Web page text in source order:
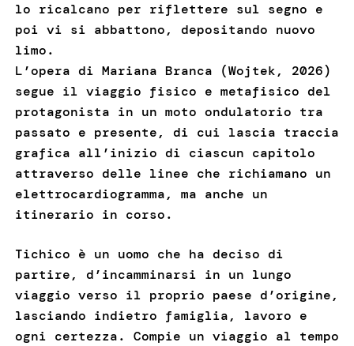
lo ricalcano per riflettere sul segno e
poi vi si abbattono, depositando nuovo
limo.
L’opera di Mariana Branca (Wojtek, 2026)
segue il viaggio fisico e metafisico del
protagonista in un moto ondulatorio tra
passato e presente, di cui lascia traccia
grafica all’inizio di ciascun capitolo
attraverso delle linee che richiamano un
elettrocardiogramma, ma anche un
itinerario in corso.
Tichico è un uomo che ha deciso di
partire, d’incamminarsi in un lungo
viaggio verso il proprio paese d’origine,
lasciando indietro famiglia, lavoro e
ogni certezza. Compie un viaggio al tempo